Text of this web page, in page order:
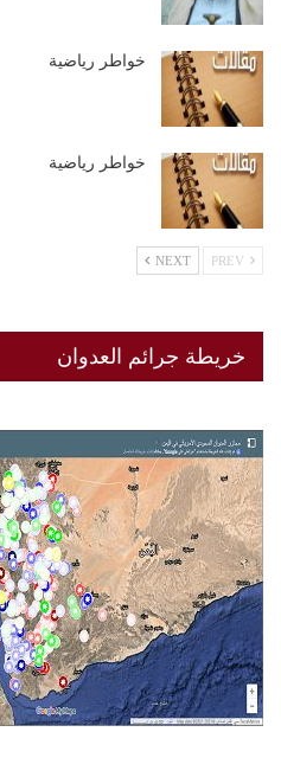
خواطر رياضية
خواطر رياضية
NEXT
خريطة جرائم العدوان